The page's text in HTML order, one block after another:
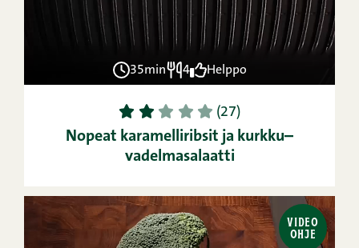
35min 4 Helppo
1 2 3 4 5 (27)
Nopeat karamelliribsit ja kurkku–
vadelmasalaatti
VIDEO
OHJE